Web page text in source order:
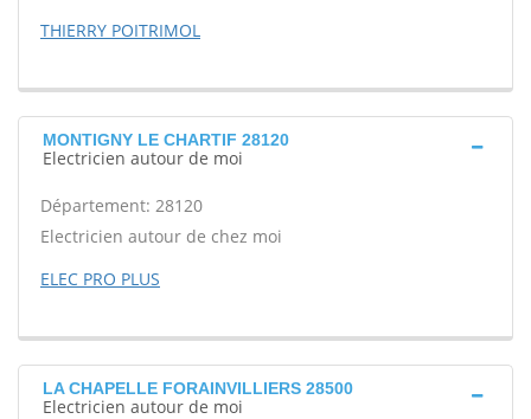
THIERRY POITRIMOL
MONTIGNY LE CHARTIF 28120
Electricien autour de moi
Département: 28120
Electricien autour de chez moi
ELEC PRO PLUS
LA CHAPELLE FORAINVILLIERS 28500
Electricien autour de moi